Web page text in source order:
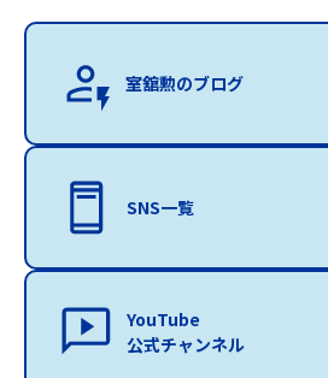
室舘勲のブログ
SNS一覧
YouTube
公式チャンネル